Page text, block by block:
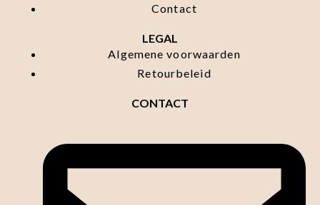
Contact
LEGAL
Algemene voorwaarden
Retourbeleid
CONTACT